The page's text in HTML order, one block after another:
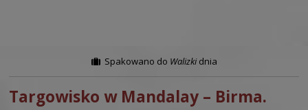
Spakowano do Walizkidnia
Targowisko w Mandalay – Birma.